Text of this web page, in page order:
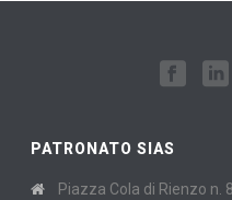
PATRONATO SIAS
Piazza Cola di Rienzo n.